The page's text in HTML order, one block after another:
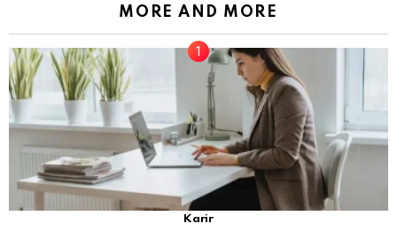
MORE AND MORE
Karir